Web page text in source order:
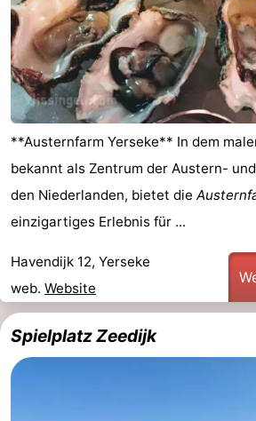
**Austernfarm Yerseke** In dem
bekannt als Zentrum der Austern-
den Niederlanden, bietet die
einzigartiges Erlebnis für ...
Havendijk 12, Yerseke
web. Website
Spielplatz Zeedijk